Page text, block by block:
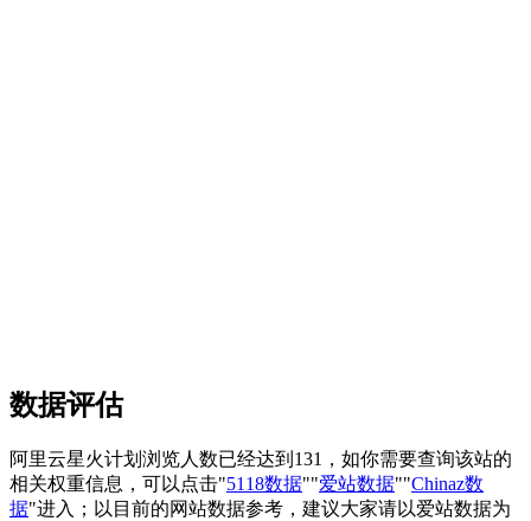
数据评估
阿里云星火计划浏览人数已经达到131，如你需要查询该站的
相关权重信息，可以点击"5118数据""爱站数据""Chinaz数
据"进入；以目前的网站数据参考，建议大家请以爱站数据为